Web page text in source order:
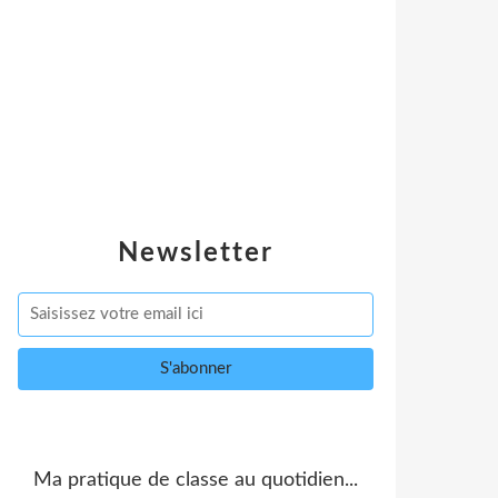
Newsletter
Ma pratique de classe au quotidien...